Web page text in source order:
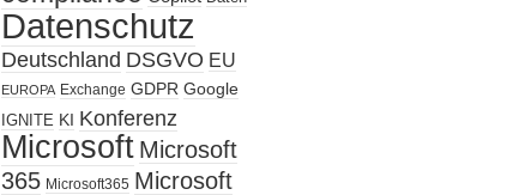
Datenschutz
Deutschland DSGVO EU
EUROPA Exchange GDPR Google
IGNITE KI Konferenz
Microsoft Microsoft
365 Microsoft365 Microsoft